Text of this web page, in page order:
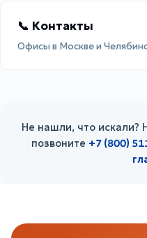
📞 Контакты
Офисы в Москве и
Не нашли, что искали?
позвоните +7 (800)